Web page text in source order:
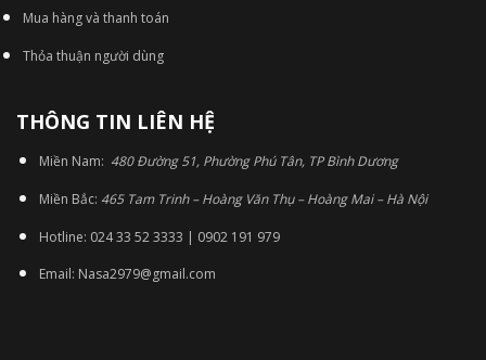
Mua hàng và thanh toán
Thỏa thuận người dùng
THÔNG TIN LIÊN HỆ
Miền Nam: 480 Đường 51, Phường Phú Tân, TP Bình Dương
Miền Bắc: 465 Tam Trinh – Hoàng Văn Thụ – Hoàng Mai – Hà Nội
Hotline: 024 33 52 3333 | 0902 191 979
Email: Nasa2979@gmail.com